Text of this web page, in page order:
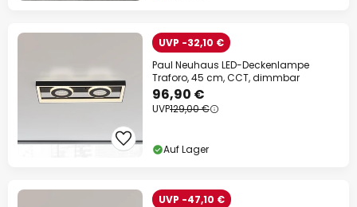
UVP -32,10 €
Paul Neuhaus LED-Deckenlampe
Traforo, 45 cm, CCT, dimmbar
96,90 €
UVP129,00 €
Auf Lager
UVP -47,10 €